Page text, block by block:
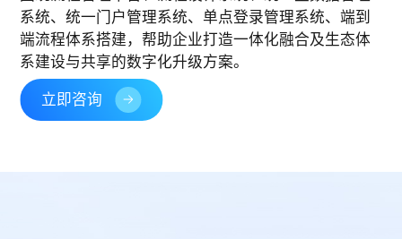
系统、统一门户管理系统、单点登录管理系统、端到
端流程体系搭建，帮助企业打造一体化融合及生态体
系建设与共享的数字化升级方案。
立即咨询